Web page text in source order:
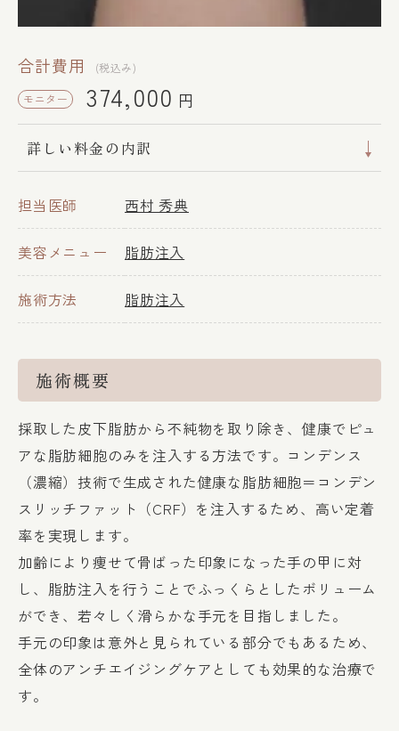
合計費用 (税込み)
モニター 374,000 円
詳しい料金の内訳
担当医師 西村 秀典
美容メニュー 脂肪注入
施術方法 脂肪注入
施術概要
採取した皮下脂肪から不純物を取り除き、健康でピュ
アな脂肪細胞のみを注入する方法です。コンデンス
（濃縮）技術で生成された健康な脂肪細胞＝コンデン
スリッチファット（CRF）を注入するため、高い定着
率を実現します。
加齢により痩せて骨ばった印象になった手の甲に対
し、脂肪注入を行うことでふっくらとしたボリューム
ができ、若々しく滑らかな手元を目指しました。
手元の印象は意外と見られている部分でもあるため、
全体のアンチエイジングケアとしても効果的な治療で
す。